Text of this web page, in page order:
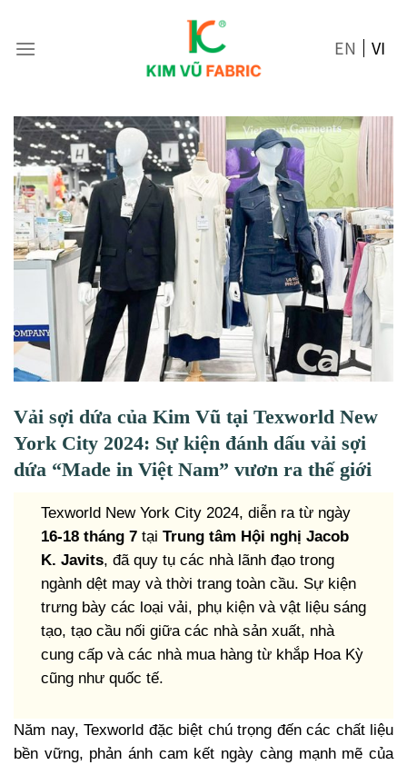
content
EN VI
Vải sợi dứa của Kim Vũ tại Texworld New
York City 2024: Sự kiện đánh dấu vải sợi
dứa “Made in Việt Nam” vươn ra thế giới
Texworld New York City 2024, diễn ra từ ngày
16-18 tháng 7 tại Trung tâm Hội nghị Jacob
K. Javits, đã quy tụ các nhà lãnh đạo trong
ngành dệt may và thời trang toàn cầu. Sự kiện
trưng bày các loại vải, phụ kiện và vật liệu sáng
tạo, tạo cầu nối giữa các nhà sản xuất, nhà
cung cấp và các nhà mua hàng từ khắp Hoa Kỳ
cũng như quốc tế.
Năm nay, Texworld đặc biệt chú trọng đến các chất liệu
bền vững, phản ánh cam kết ngày càng mạnh mẽ của